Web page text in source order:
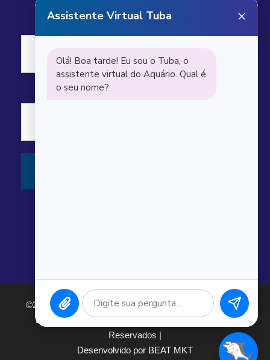
©2026 Argonauta Comércio e Serviços Oceanográficos
Ltda. CNPJ: 00.643.743/0001-80. Todos os direitos
Reservados |
Desenvolvido por BEAT MKT